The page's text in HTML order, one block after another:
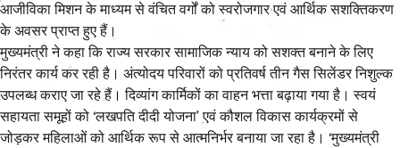
आजीविका मिशन के माध्यम से वंचित वर्गों को स्वरोजगार एवं आर्थिक सशक्तिकरण
के अवसर प्राप्त हुए हैं।
मुख्यमंत्री ने कहा कि राज्य सरकार सामाजिक न्याय को सशक्त बनाने के लिए
निरंतर कार्य कर रही है। अंत्योदय परिवारों को प्रतिवर्ष तीन गैस सिलेंडर निशुल्क
उपलब्ध कराए जा रहे हैं। दिव्यांग कार्मिकों का वाहन भत्ता बढ़ाया गया है। स्वयं
सहायता समूहों को ‘लखपति दीदी योजना’ एवं कौशल विकास कार्यक्रमों से
जोड़कर महिलाओं को आर्थिक रूप से आत्मनिर्भर बनाया जा रहा है। ‘मुख्यमंत्री